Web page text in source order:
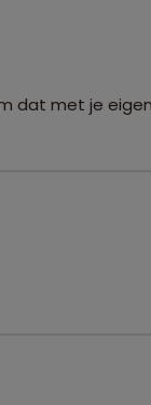
dat met je